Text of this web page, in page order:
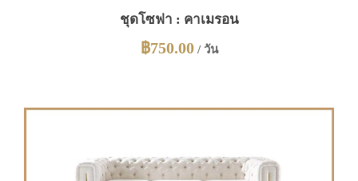
ชุดโซฟา : คาเมรอน
฿750.00/ วัน